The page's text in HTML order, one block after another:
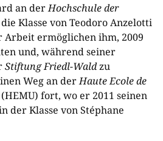
an derHochschule der
Klasse von Teodoro Anzelotti
ermöglichen ihm, 2009
und, während seiner
Stiftung Friedl-Waldzu
Weg an derHaute Ecole de
fort, wo er 2011 seinen
der Klasse von Stéphane